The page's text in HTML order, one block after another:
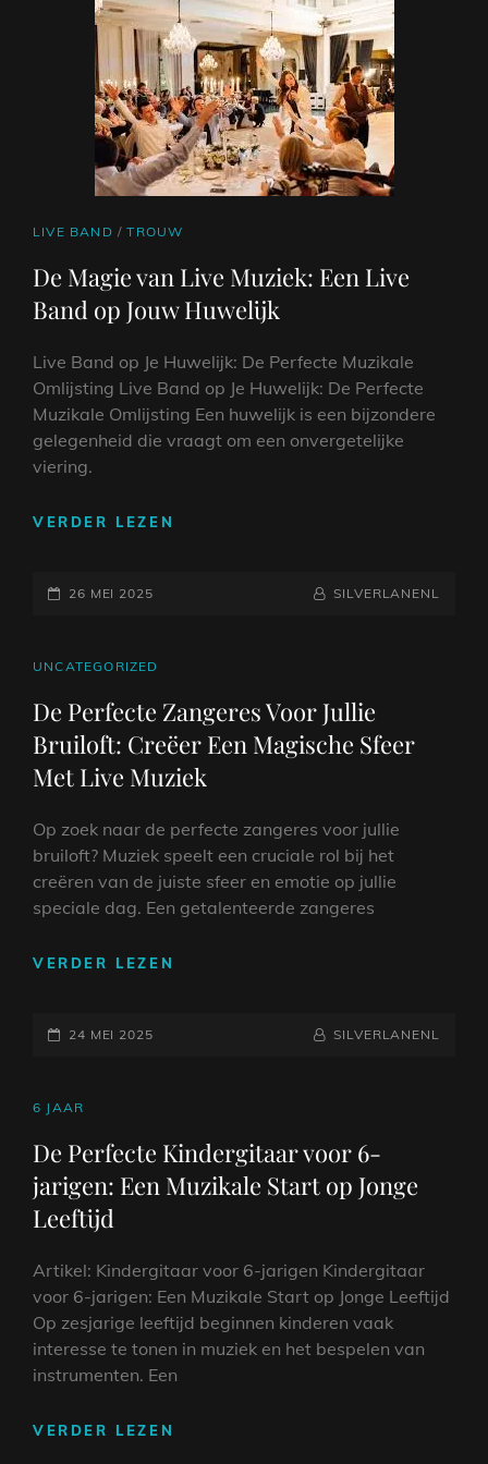
VOLWASSENEN:
EEN
VERRIJKENDE
ERVARING
OP
ELKE
LEEFTIJD
CAT
LIVE BAND /TROUW
De Magie van Live Muziek: Een Live
Band op Jouw Huwelijk
Live Band op Je Huwelijk: De Perfecte Muzikale
Omlijsting Live Band op Je Huwelijk: De Perfecte
Muzikale Omlijsting Een huwelijk is een bijzondere
gelegenheid die vraagt om een onvergetelijke
viering.
VERDER LEZEN
OP
JOUW
HUWELIJK
GEPLAATST
26 MEI 2025 NAAMREGEL
BYLINE
SILVERLANENL
CAT
UNCATEGORIZED
De Perfecte Zangeres Voor Jullie
Bruiloft: Creëer Een Magische Sfeer
Met Live Muziek
Op zoek naar de perfecte zangeres voor jullie
bruiloft? Muziek speelt een cruciale rol bij het
creëren van de juiste sfeer en emotie op jullie
speciale dag. Een getalenteerde zangeres
VERDER LEZEN
MAGISCHE
SFEER
MET
GEPLAATST
24 MEI 2025 NAAMREGEL
BYLINE
SILVERLANENL
CAT
6 JAAR
De Perfecte Kindergitaar voor 6-
jarigen: Een Muzikale Start op Jonge
Leeftijd
Artikel: Kindergitaar voor 6-jarigen Kindergitaar
voor 6-jarigen: Een Muzikale Start op Jonge Leeftijd
Op zesjarige leeftijd beginnen kinderen vaak
interesse te tonen in muziek en het bespelen van
instrumenten. Een
VERDER LEZEN